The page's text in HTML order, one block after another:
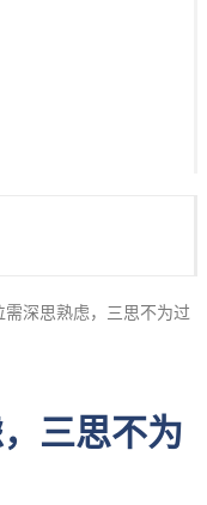
需深思熟虑，三思不为过
三思不为